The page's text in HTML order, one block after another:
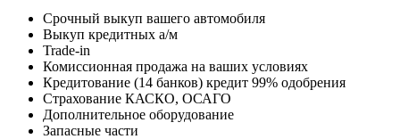
Срочный выкуп вашего автомобиля
Выкуп кредитных а/м
Trade-in
Комиссионная продажа на ваших условиях
Кредитование (14 банков) кредит 99% одобрения
Страхование КАСКО, ОСАГО
Дополнительное оборудование
Запасные части